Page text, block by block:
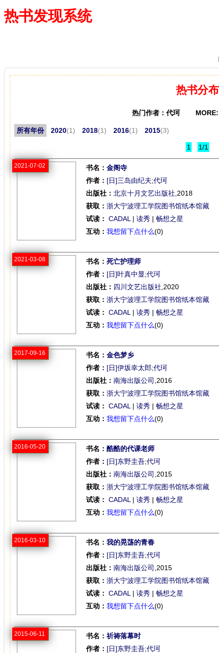
热书发现系统
热书分布
热门作者：代珂
所有年份 2020(1) 2018(1) 2016(1) 2015(3)
1 1/1
2021-07-02 书名： 金阁寺
作者： [日]三岛由纪夫;代珂
出版社： 北京十月文艺出版社 ,2018
获取： 浙大宁波理工学院图书馆纸本馆藏
试读： CADAL | 读秀 | 畅想之星
互动： 我想留下点什么(0)
2021-03-08 书名： 死亡护理师
作者： [日]叶真中显;代珂
出版社： 四川文艺出版社 ,2020
获取： 浙大宁波理工学院图书馆纸本馆藏
试读： CADAL | 读秀 | 畅想之星
互动： 我想留下点什么(0)
2017-09-16 书名： 金色梦乡
作者： [日]伊坂幸太郎;代珂
出版社： 南海出版公司 ,2016
获取： 浙大宁波理工学院图书馆纸本馆藏
试读： CADAL | 读秀 | 畅想之星
互动： 我想留下点什么(0)
2016-05-20 书名： 酷酷的代课老师
作者： [日]东野圭吾;代珂
出版社： 南海出版公司 ,2015
获取： 浙大宁波理工学院图书馆纸本馆藏
试读： CADAL | 读秀 | 畅想之星
互动： 我想留下点什么(0)
2016-03-10 书名： 我的晃荡的青春
作者： [日]东野圭吾;代珂
出版社： 南海出版公司 ,2015
获取： 浙大宁波理工学院图书馆纸本馆藏
试读： CADAL | 读秀 | 畅想之星
互动： 我想留下点什么(0)
2015-06-11 书名： 祈祷落幕时
作者： [日]东野圭吾;代珂